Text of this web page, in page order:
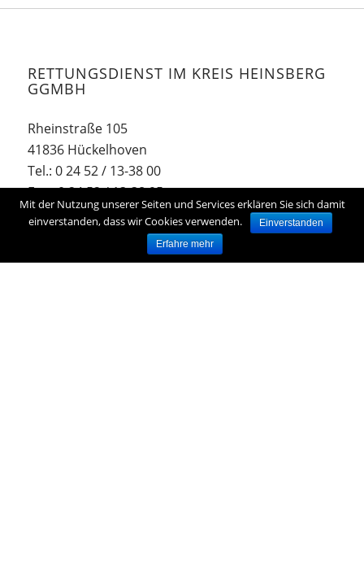
RETTUNGSDIENST IM KREIS HEINSBERG
GGMBH
Rheinstraße 105
41836 Hückelhoven
Tel.: 0 24 52 / 13-38 00
Fax.: 0 24 52 / 13-38 95
Mit der Nutzung unserer Seiten und Services erklären Sie sich damit
einverstanden, dass wir Cookies verwenden.
Einverstanden
Erfahre mehr